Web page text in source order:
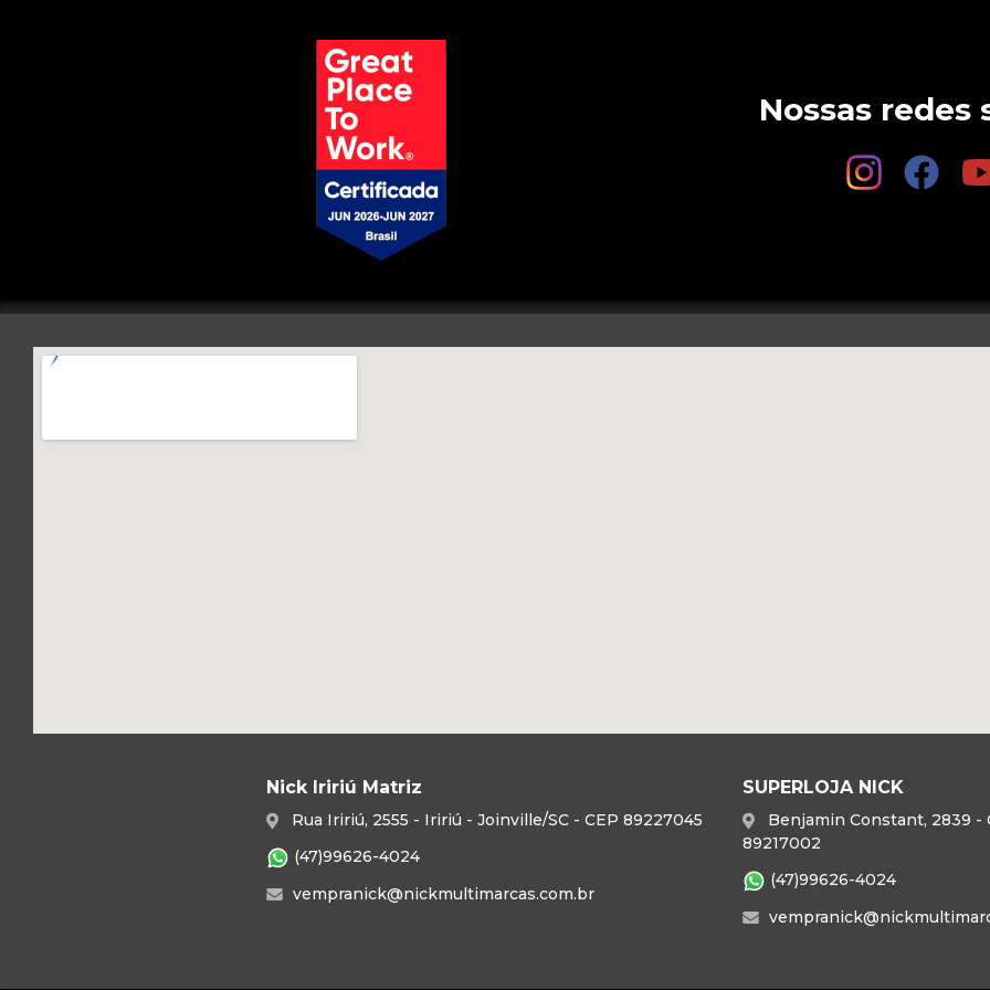
Nossas redes
Nick Iririú Matriz
Rua Iririú, 2555 - Iririú - Joinville/SC - CEP 89227045
(47)99626-4024
vempranick@nickmultimarcas.com.br
SUPERLOJA NICK
Benjamin Constant, 2839 -
89217002
(47)99626-4024